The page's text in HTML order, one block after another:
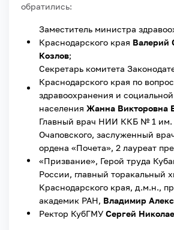
обратились:
Заместитель министра
Краснодарского края Валерий
Козлов;
Секретарь комитета
Краснодарского края по
здравоохранения и
населения Жанна Викторовна
Главный врач НИИ ККБ № 1 им.
Очаповского, заслуженный
ордена «Почета», 2 лауреат
«Призвание», Герой труда
России, главный торакальный
Краснодарского края, д.м.н.,
академик РАН, Владимир
Ректор КубГМУ Сергей